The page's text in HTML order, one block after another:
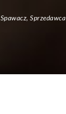
Sprzedawca